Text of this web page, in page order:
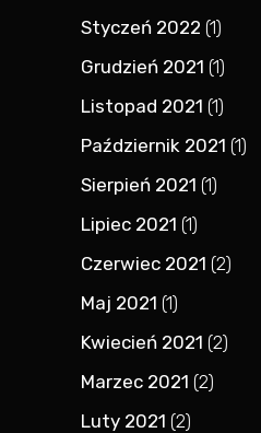
Styczeń 2022 (1)
Grudzień 2021 (1)
Listopad 2021 (1)
Październik 2021 (1)
Sierpień 2021 (1)
Lipiec 2021 (1)
Czerwiec 2021 (2)
Maj 2021 (1)
Kwiecień 2021 (2)
Marzec 2021 (2)
Luty 2021 (2)